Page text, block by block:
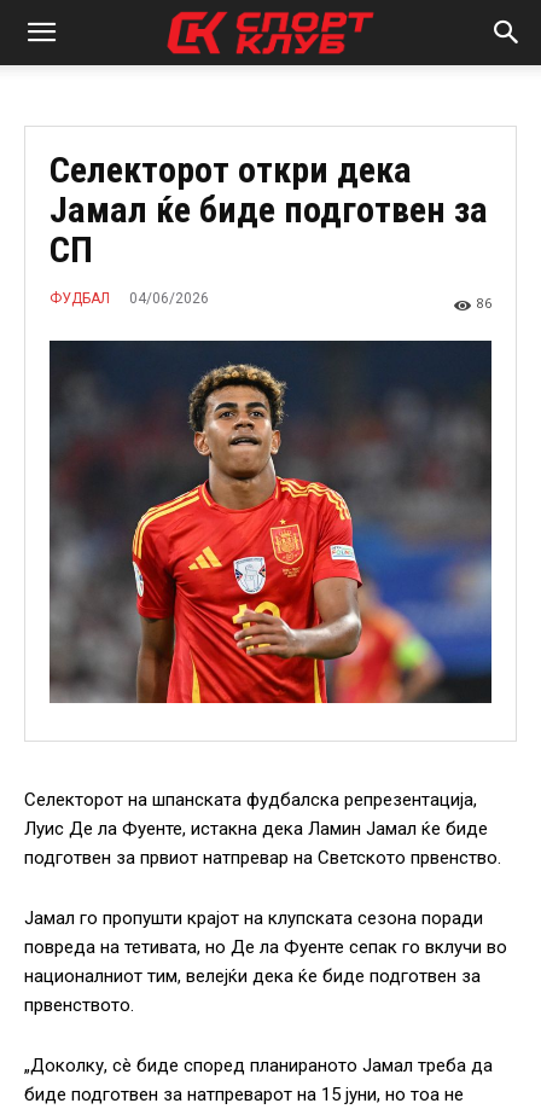
Селекторот откри дека
Јамал ќе биде подготвен за
СП
ФУДБАЛ 04/06/2026 86
Селекторот на шпанската фудбалска репрезентација,
Луис Де ла Фуенте, истакна дека Ламин Јамал ​​ќе биде
подготвен за првиот натпревар на Светското првенство.
Јамал ​​го пропушти крајот на клупската сезона поради
повреда на тетивата, но Де ла Фуенте сепак го вклучи во
националниот тим, велејќи дека ќе биде подготвен за
првенството.
„Доколку, сè биде според планираното Јамал треба да
биде подготвен за натпреварот на 15 јуни, но тоа не